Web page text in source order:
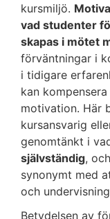
kursmiljö.
vad studenter
skapas i mötet
förväntningar i
i tidigare
kan
motivation. Här
kursansvarig
genomtänkt i
självständig,
synonymt med
och
Betydelsen av